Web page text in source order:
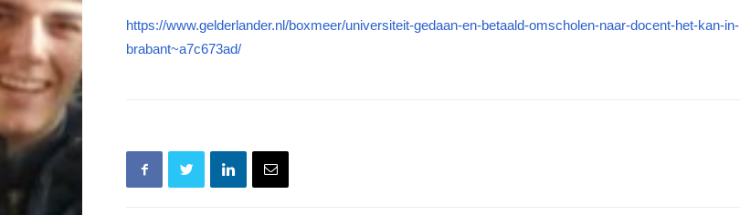
https://www.gelderlander.nl/boxmeer/universiteit-gedaan-en-betaald-omscholen-naar-docent-het-kan-in-
brabant~a7c673ad/